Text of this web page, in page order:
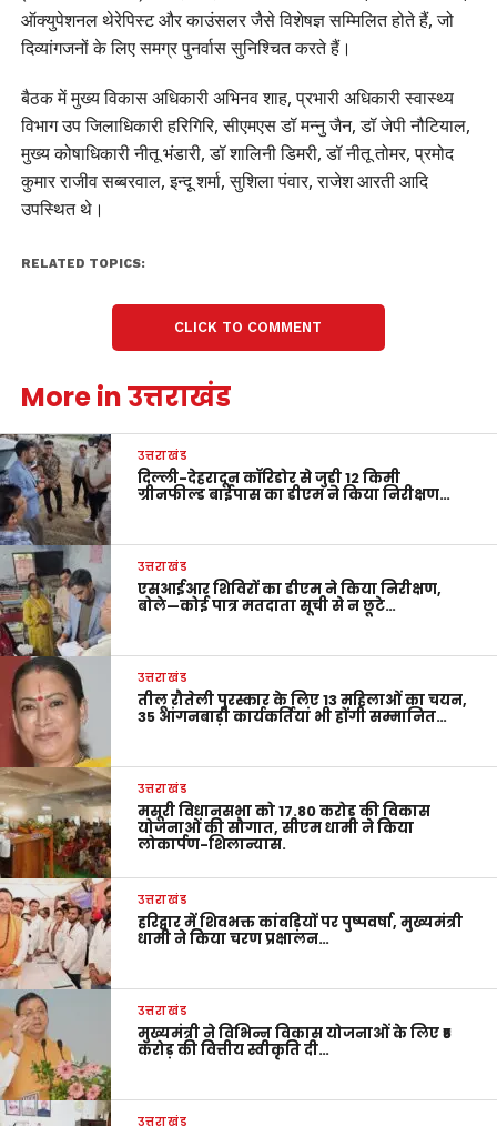
ऑक्युपेशनल थेरेपिस्ट और काउंसलर जैसे विशेषज्ञ सम्मिलित होते हैं, जो
दिव्यांगजनों के लिए समग्र पुनर्वास सुनिश्चित करते हैं।
बैठक में मुख्य विकास अधिकारी अभिनव शाह, प्रभारी अधिकारी स्वास्थ्य
विभाग उप जिलाधिकारी हरिगिरि, सीएमएस डॉ मन्नु जैन, डॉ जेपी नौटियाल,
मुख्य कोषाधिकारी नीतू भंडारी, डॉ शालिनी डिमरी, डॉ नीतू तोमर, प्रमोद
कुमार राजीव सब्बरवाल, इन्दू शर्मा, सुशिला पंवार, राजेश आरती आदि
उपस्थित थे।
RELATED TOPICS:
CLICK TO COMMENT
More in उत्तराखंड
उत्तराखंड
दिल्ली-देहरादून कॉरिडोर से जुड़ी 12 किमी
ग्रीनफील्ड बाईपास का डीएम ने किया निरीक्षण…
उत्तराखंड
एसआईआर शिविरों का डीएम ने किया निरीक्षण,
बोले—कोई पात्र मतदाता सूची से न छूटे…
उत्तराखंड
तीलू रौतेली पुरस्कार के लिए 13 महिलाओं का चयन,
35 आंगनबाड़ी कार्यकर्तियां भी होंगी सम्मानित…
उत्तराखंड
मसूरी विधानसभा को 17.80 करोड़ की विकास
योजनाओं की सौगात, सीएम धामी ने किया
लोकार्पण-शिलान्यास.
उत्तराखंड
हरिद्वार में शिवभक्त कांवड़ियों पर पुष्पवर्षा, मुख्यमंत्री
धामी ने किया चरण प्रक्षालन…
उत्तराखंड
मुख्यमंत्री ने विभिन्न विकास योजनाओं के लिए ₹5
करोड़ की वित्तीय स्वीकृति दी…
उत्तराखंड